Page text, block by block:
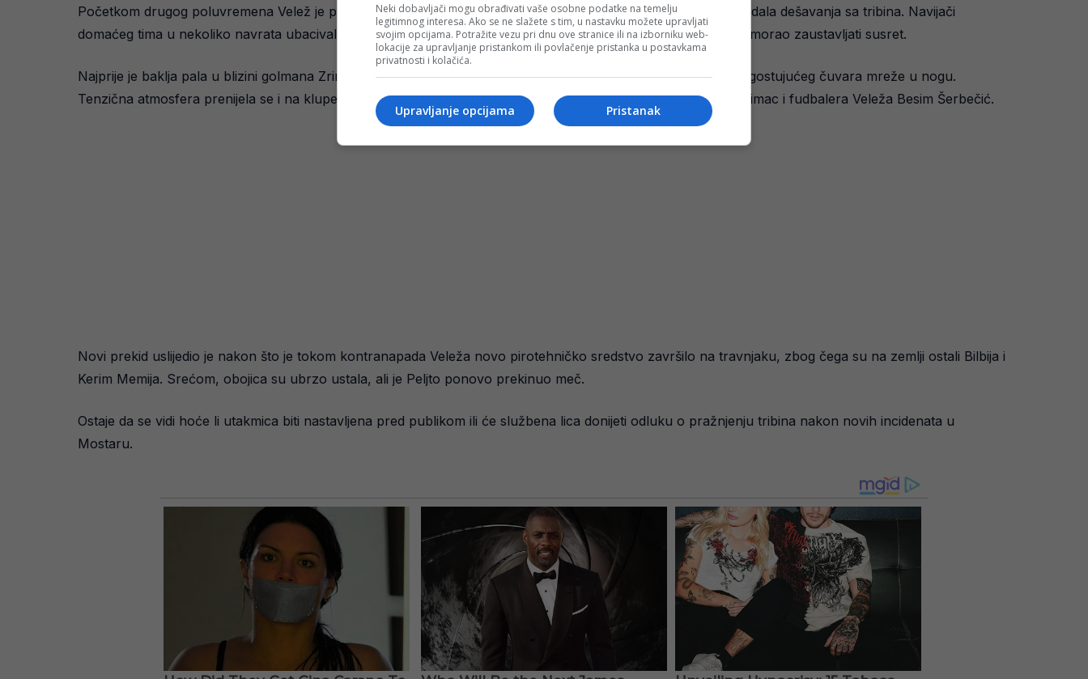
Početkom drugog poluvremena Velež je pokušao doći do izjednačenja, ali ritam utakmice konstantno su prekidala dešavanja sa tribina. Navijači
domaćeg tima u nekoliko navrata ubacivali su pirotehnička sredstva na teren, zbog čega je sudija Irfan Peljto morao zaustavljati susret.
Najprije je baklja pala u blizini golmana Zrinjskog, a nedugo zatim jedan od pirotehničkih predmeta pogodio je gostujućeg čuvara mreže u nogu.
Tenzična atmosfera prenijela se i na klupe, pa je došlo do verbalnog sukoba između trenera Zrinjskog Igor Štimac i fudbalera Veleža Besim Šerbečić.
Novi prekid uslijedio je nakon što je tokom kontranapada Veleža novo pirotehničko sredstvo završilo na travnjaku, zbog čega su na zemlji ostali Bilbija i
Kerim Memija. Srećom, obojica su ubrzo ustala, ali je Peljto ponovo prekinuo meč.
Ostaje da se vidi hoće li utakmica biti nastavljena pred publikom ili će službena lica donijeti odluku o pražnjenju tribina nakon novih incidenata u
Mostaru.
Neki dobavljači mogu obrađivati vaše osobne podatke na temelju
legitimnog interesa. Ako se ne slažete s tim, u nastavku možete upravljati
svojim opcijama. Potražite vezu pri dnu ove stranice ili na izborniku web-
lokacije za upravljanje pristankom ili povlačenje pristanka u postavkama
privatnosti i kolačića.
Pristanak
Upravljanje opcijama